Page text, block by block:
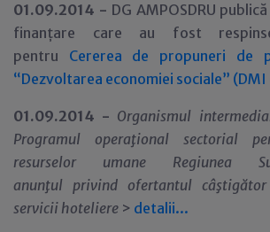
01.09.2014 - DG AMPOSDRU
finanțare care au fost
pentru Cererea de propuneri de
“Dezvoltarea economiei sociale” (DMI
01.09.2014 - Organismul
Programul operaţional sectorial
resurselor umane Regiunea
anunţul privind ofertantul câştigător
servicii hoteliere > detalii...